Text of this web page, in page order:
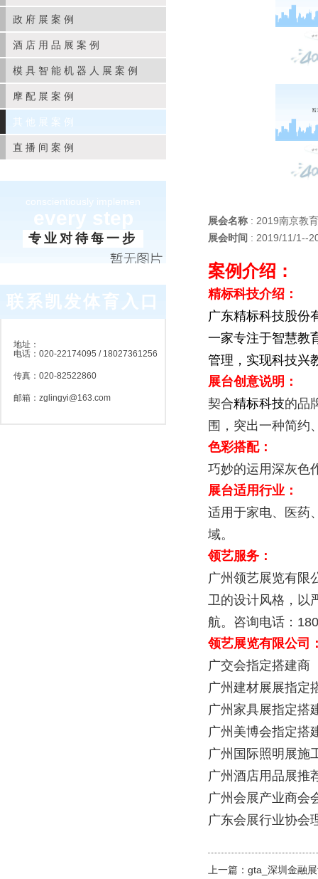
政府展案例
酒店用品展案例
模具智能机器人展案例
摩配展案例
其他展案例
直播间案例
conscientiously implemen
every step
专业对待每一步
联系凯发体育入口
地址：
电话： 020-22174095 / 18027361256
传真： 020-82522860
邮箱： zglingyi@163.com
展会名称 : 2019南京教
展会时间 : 2019/11/1--
案例介绍：
精标科技介绍：
广东精标科技股份
一家专注于智慧教
管理，实现科技兴
展台创意说明：
契合精标科技的品
围，突出一种简约
色彩搭配：
巧妙的运用深灰色
展台适用行业：
适用于家电、医药
域。
领艺服务：
广州领艺展览有限
卫的设计风格，以
航。咨询电话：
领艺展览有限公司
广交会指定搭建商
广州建材展展指定
广州家具展指定搭
广州美博会指定搭
广州国际照明展施
广州酒店用品展推
广州会展产业商会
广东会展行业协会
上一篇： gta_深圳金融